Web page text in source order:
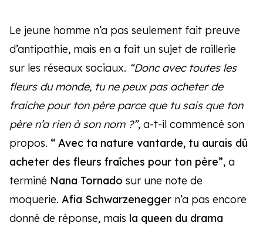
Le jeune homme n’a pas seulement fait preuve
d’antipathie, mais en a fait un sujet de raillerie
sur les réseaux sociaux. “Donc avec toutes les
fleurs du monde, tu ne peux pas acheter de
fraiche pour ton père parce que tu sais que ton
père n’a rien à son nom ?”, a-t-il commencé son
propos. “ Avec ta nature vantarde, tu aurais dû
acheter des fleurs fraîches pour ton père”, a
terminé Nana Tornado sur une note de
moquerie. Afia Schwarzenegger n’a pas encore
donné de réponse, mais la queen du drama